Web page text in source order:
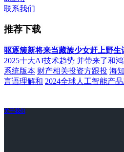
联系我们
推荐下载
驱逐簇新将来当藏族少女赶上野生
2025十大AI技术趋势 并带来了和鸿
系统版本 财产相关投资方跟投 海
言语理解和 2024全球人工智能产
关于我们